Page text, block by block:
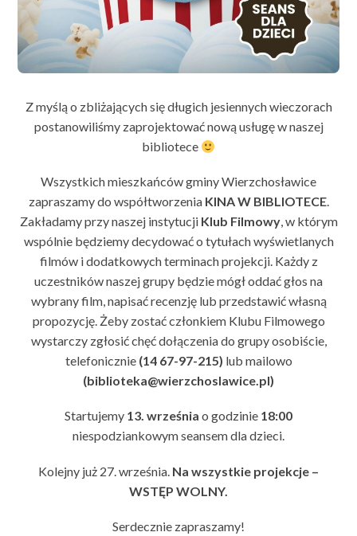
Z myślą o zbliżających się długich jesiennych wieczorach
postanowiliśmy zaprojektować nową usługę w naszej
bibliotece
Wszystkich mieszkańców gminy Wierzchosławice
zapraszamy do współtworzenia KINA W BIBLIOTECE.
Zakładamy przy naszej instytucji Klub Filmowy, w którym
wspólnie będziemy decydować o tytułach wyświetlanych
filmów i dodatkowych terminach projekcji. Każdy z
uczestników naszej grupy będzie mógł oddać głos na
wybrany film, napisać recenzję lub przedstawić własną
propozycję. Żeby zostać członkiem Klubu Filmowego
wystarczy zgłosić chęć dołączenia do grupy osobiście,
telefonicznie (14 67-97-215) lub mailowo
(biblioteka@wierzchoslawice.pl)
Startujemy 13. września o godzinie 18:00
niespodziankowym seansem dla dzieci.
Kolejny już 27. września. Na wszystkie projekcje –
WSTĘP WOLNY.
Serdecznie zapraszamy!